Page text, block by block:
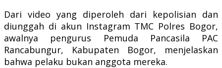
Dari video yang diperoleh dari kepolisian dan
diunggah di akun Instagram TMC Polres Bogor,
awalnya pengurus Pemuda Pancasila PAC
Rancabungur, Kabupaten Bogor, menjelaskan
bahwa pelaku bukan anggota mereka.